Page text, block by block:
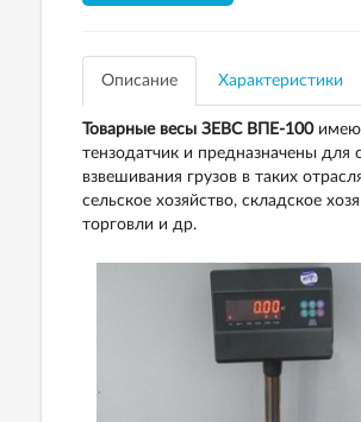
Описание Характеристики
Товарные весы ЗЕВС ВПЕ-100
тензодатчик и предназначены для
взвешивания грузов в таких
сельское хозяйство, складское
торговли и др.